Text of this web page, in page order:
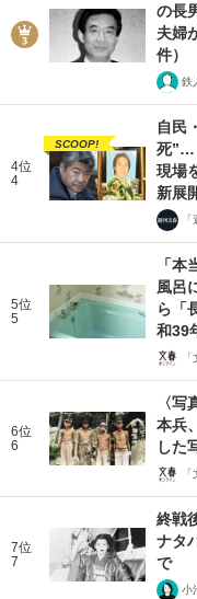
の長
夫婦
件）
鉄
4位
4
SCOOP!
自民
死”…
現場
新展
5位
5
「
風呂
ら「
和39
6位
6
〈
本兵
した
7位
7
終戦
ナタ
で
小